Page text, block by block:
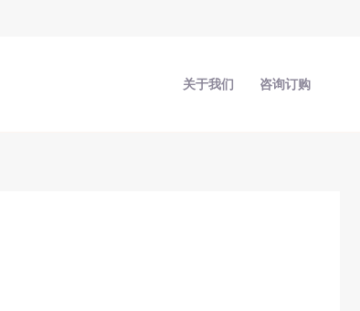
关于我们 咨询订购